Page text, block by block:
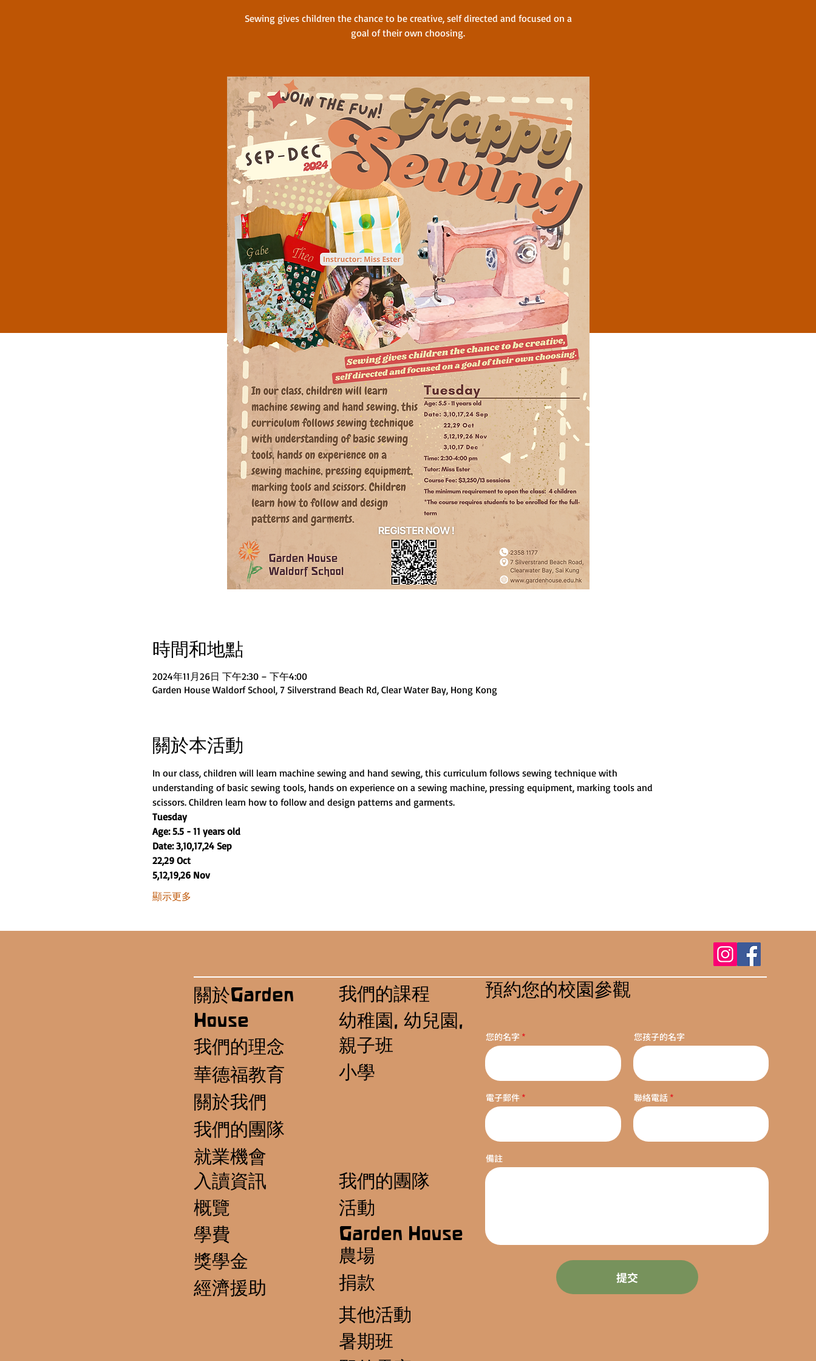
Sewing gives children the chance to be creative, self directed and focused on a
goal of their own choosing.
時間和地點
2024年11月26日 下午2:30 – 下午4:00
Garden House Waldorf School, 7 Silverstrand Beach Rd, Clear Water Bay, Hong Kong
關於本活動
In our class, children will learn machine sewing and hand sewing, this curriculum follows sewing technique with
understanding of basic sewing tools, hands on experience on a sewing machine, pressing equipment, marking tools and
scissors. Children learn how to follow and design patterns and garments.
Tuesday
Age: 5.5 - 11 years old
Date: 3,10,17,24 Sep
22,29 Oct
5,12,19,26 Nov
顯示更多
預約您的校園參觀
您的名字 您孩子的名字
電子郵件 聯絡電話
備註
提交
關於Garden
House
我們的理念
華德福教育
關於我們
就業機會
我們的團隊
​入讀資訊
概覽
學費
獎學金
經濟援助
我們的課程
幼稚園, 幼兒園,
親子班
小學
我們的團隊
活動
Garden House
農場
捐款
其他活動
暑期班